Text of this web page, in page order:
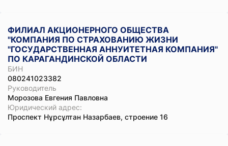
ФИЛИАЛ АКЦИОНЕРНОГО ОБЩЕСТВА
"КОМПАНИЯ ПО СТРАХОВАНИЮ ЖИЗНИ
"ГОСУДАРСТВЕННАЯ АННУИТЕТНАЯ КОМПАНИЯ"
ПО КАРАГАНДИНСКОЙ ОБЛАСТИ
БИН
080241023382
Руководитель
Морозова Евгения Павловна
Юридический адрес:
Проспект Нұрсұлтан Назарбаев, строение 16